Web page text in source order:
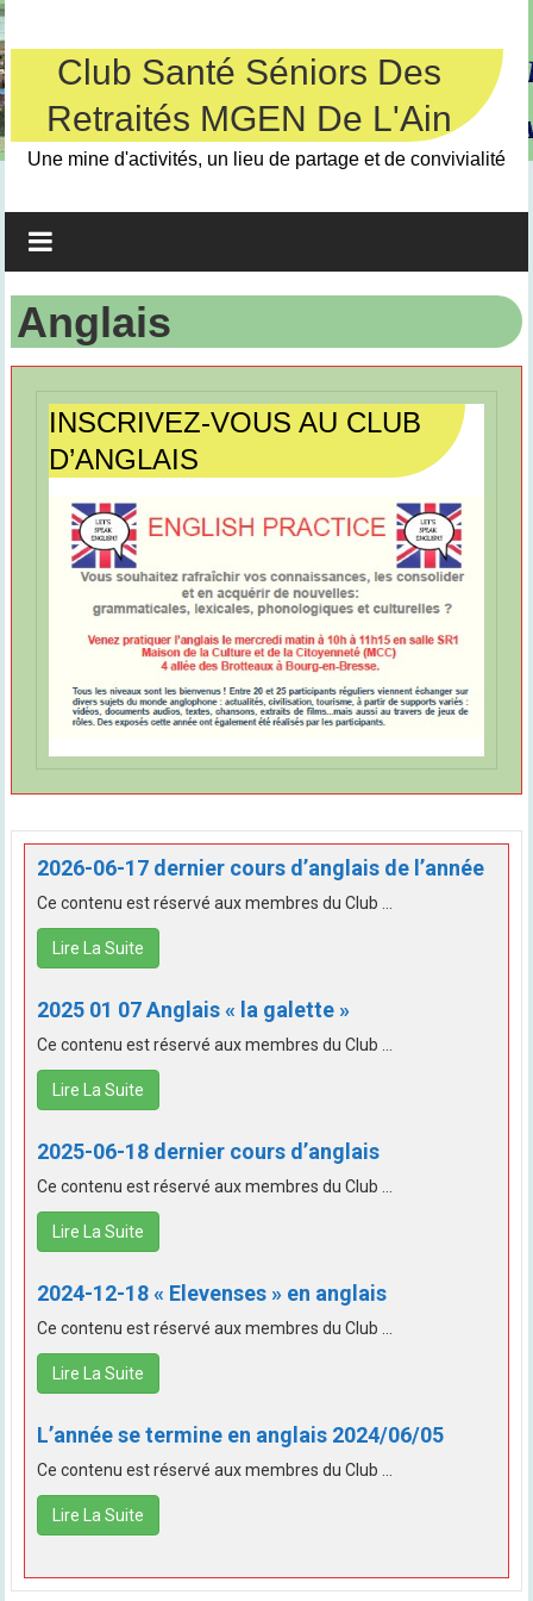
Skip
to
contentClub Santé Séniors Des
Retraités MGEN De L'Ain
Une mine d'activités, un lieu de partage et de convivialité
Anglais
INSCRIVEZ-VOUS AU CLUB
D’ANGLAIS
2026-06-17 dernier cours d’anglais de l’année
Ce contenu est réservé aux membres du Club ...
Lire La Suite
2025 01 07 Anglais « la galette »
Ce contenu est réservé aux membres du Club ...
Lire La Suite
2025-06-18 dernier cours d’anglais
Ce contenu est réservé aux membres du Club ...
Lire La Suite
2024-12-18 « Elevenses » en anglais
Ce contenu est réservé aux membres du Club ...
Lire La Suite
L’année se termine en anglais 2024/06/05
Ce contenu est réservé aux membres du Club ...
Lire La Suite